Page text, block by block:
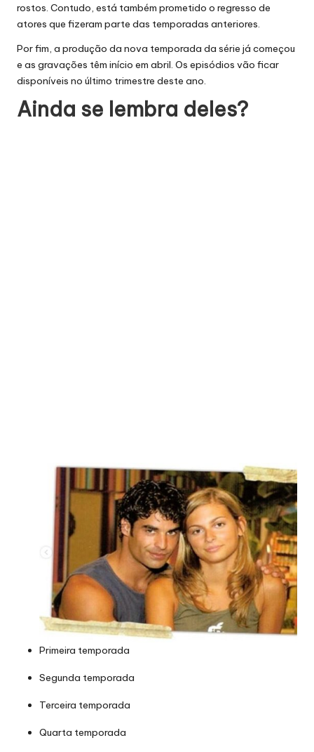
rostos. Contudo, está também prometido o regresso de
atores que fizeram parte das temporadas anteriores.
Por fim, a produção da nova temporada da série já começou
e as gravações têm início em abril. Os episódios vão ficar
disponíveis no último trimestre deste ano.
Ainda se lembra deles?
Primeira temporada
Segunda temporada
Terceira temporada
Quarta temporada